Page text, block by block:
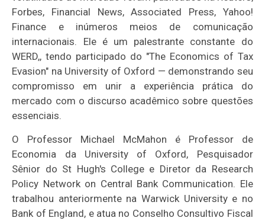
Forbes, Financial News, Associated Press, Yahoo!
Finance e inúmeros meios de comunicação
internacionais. Ele é um palestrante constante do
WERD,, tendo participado do "The Economics of Tax
Evasion" na University of Oxford — demonstrando seu
compromisso em unir a experiência prática do
mercado com o discurso acadêmico sobre questões
essenciais.
O Professor Michael McMahon é Professor de
Economia da University of Oxford, Pesquisador
Sênior do St Hugh's College e Diretor da Research
Policy Network on Central Bank Communication. Ele
trabalhou anteriormente na Warwick University e no
Bank of England, e atua no Conselho Consultivo Fiscal